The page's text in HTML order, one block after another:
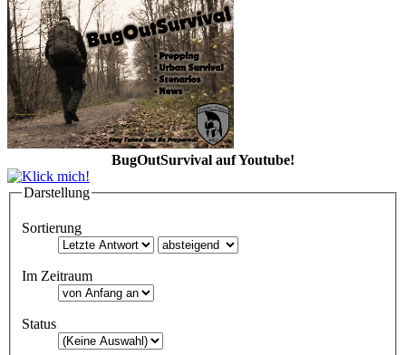
BugOutSurvival auf Youtube!
Darstellung
Sortierung
Im Zeitraum
Status